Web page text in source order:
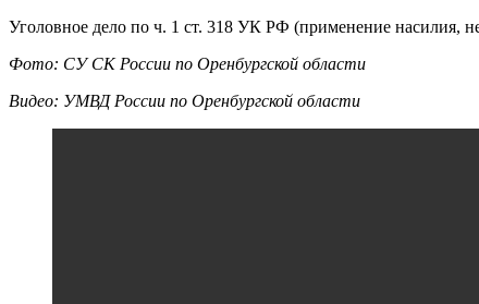
Уголовное дело по ч. 1 ст. 318 УК РФ (применение насилия,
Фото: СУ СК России по Оренбургской области
Видео: УМВД России по Оренбургской области